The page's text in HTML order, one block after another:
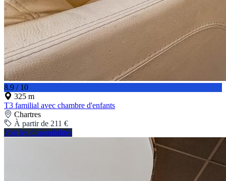
8.9 / 10
325 m
T3 familial avec chambre d'enfants
Chartres
À partir de 211 €
Voir les disponibilités